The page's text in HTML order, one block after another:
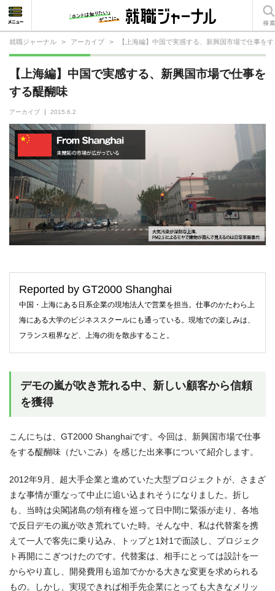
就職ジャーナル > アーカイブ > 【上海編】中国で実感する、新興国市場で仕事を
【上海編】中国で実感する、新興国市場で仕事を
する醍醐味
アーカイブ 2015.6.2
Reported by GT2000 Shanghai
中国・上海にある日系企業の現地法人で営業を担当。仕事のかたわら上
海にある大学のビジネススクールにも通っている。現地での楽しみは、
フランス租界など、上海の街を散歩すること。
デモの嵐が吹き荒れる中、新しい顧客から信頼
を獲得
こんにちは、GT2000 Shanghaiです。今回は、新興国市場で仕事
をする醍醐味（だいごみ）を感じた出来事について紹介します。
2012年9月、超大手企業と進めていた大型プロジェクトが、さまざ
まな事情が重なって中止に追い込まれそうになりました。折し
も、当時は尖閣諸島の領有権を巡って日中間に緊張が走り、各地
で反日デモの嵐が吹き荒れていた時。そんな中、私は代替案を携
えて一人で客先に乗り込み、トップと1対1で面談し、プロジェク
ト再開にこぎつけたのです。代替案は、相手にとっては設計を一
からやり直し、開発費用も追加でかかる大きな変更を求められる
もの。しかし、実現できれば相手先企業にとっても大きなメリッ
就活相談
就活ノウハウ
仕事の選び方・ヒント
仕事とは？
就活コラム